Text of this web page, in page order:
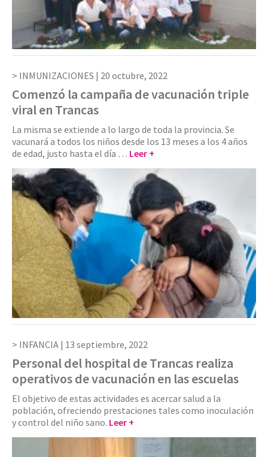
INMUNIZACIONES | 20 octubre, 2022
Comenzó la campaña de vacunación triple
viral en Trancas
La misma se extiende a lo largo de toda la provincia. Se
vacunará a todos los niños desde los 13 meses a los 4 años
de edad, justo hasta el día … Leer +
INFANCIA | 13 septiembre, 2022
Personal del hospital de Trancas realiza
operativos de vacunación en las escuelas
El objetivo de estas actividades es acercar salud a la
población, ofreciendo prestaciones tales como inoculación
y control del niño sano. Leer +